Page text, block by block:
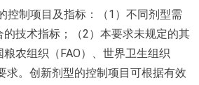
控制项目及指标：（1）不同剂型需
技术指标；（2）本要求未规定的其
农组织（FAO）、世界卫生组织
求。创新剂型的控制项目可根据有效